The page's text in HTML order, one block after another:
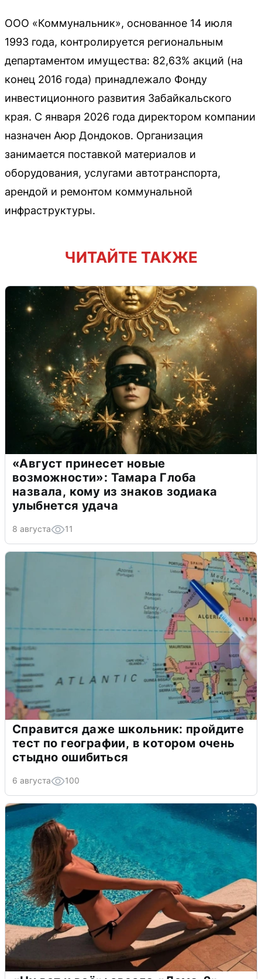
ООО «Коммунальник», основанное 14 июля
1993 года, контролируется региональным
департаментом имущества: 82,63% акций (на
конец 2016 года) принадлежало Фонду
инвестиционного развития Забайкальского
края. С января 2026 года директором компании
назначен Аюр Дондоков. Организация
занимается поставкой материалов и
оборудования, услугами автотранспорта,
арендой и ремонтом коммунальной
инфраструктуры.
ЧИТАЙТЕ ТАКЖЕ
«Август принесет новые
возможности»: Тамара Глоба
назвала, кому из знаков зодиака
улыбнется удача
8 августа 11
Справится даже школьник: пройдите
тест по географии, в котором очень
стыдно ошибиться
6 августа 100